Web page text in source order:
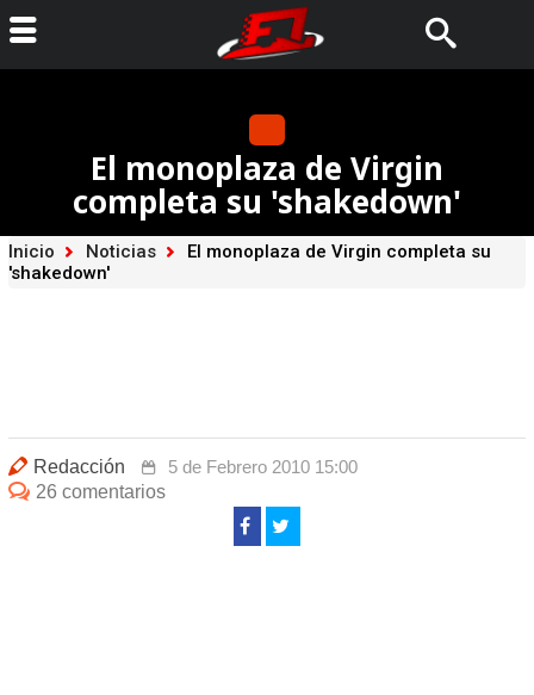
El monoplaza de Virgin
completa su 'shakedown'
Inicio Noticias
El monoplaza de Virgin completa su
'shakedown'
Redacción
5 de Febrero 2010 15:00
26 comentarios